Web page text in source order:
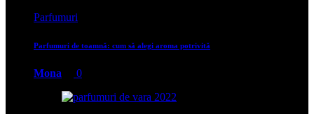
Parfumuri
Parfumuri de toamnă: cum să alegi aroma potrivită
Mona 0